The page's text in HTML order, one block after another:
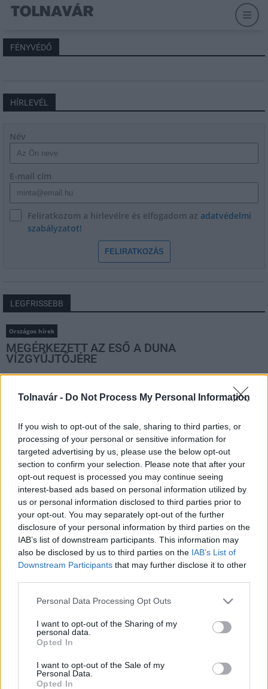
Tolnavár - Do Not Process My Personal Information
If you wish to opt-out of the sale, sharing to third parties, or
processing of your personal or sensitive information for
targeted advertising by us, please use the below opt-out
section to confirm your selection. Please note that after your
opt-out request is processed you may continue seeing
interest-based ads based on personal information utilized by
us or personal information disclosed to third parties prior to
your opt-out. You may separately opt-out of the further
disclosure of your personal information by third parties on the
IAB’s list of downstream participants. This information may
also be disclosed by us to third parties on the IAB’s List of
Downstream Participants that may further disclose it to other
Please note that this website/app uses one or more Google
not limited to your visit or usage behaviour. You may click to
grant or deny consent to Google and its third-party tags to
use your data for below specified purposes in below Google
consent section.
Personal Data Processing Opt Outs
I want to opt-out of the Sharing of my
personal data.
Opted In
I want to opt-out of the Sale of my
Personal Data.
Opted In
FÉNYVÉDŐ
HÍRLEVÉL
Név
E-mail cím
Feliratkozom a hírlevélre és elfogadom az adatvédelmi
szabályzatot!
FELIRATKOZÁS
LEGFRISSEBB
Országos hírek
MEGÉRKEZETT AZ ESŐ A DUNA
VÍZGYŰJTŐJÉRE
Országos hírek
Kecskeméten is szakirányú
Egyetem
Országos hírek
A lakosságra is fontos szerep hárul a
szúnyoginvázió elkerülésében
Országos hírek
TÚLFOGYASZTÁS NAPJA - JÚLIUS 30-RA
HIRDETÉS
HIRDETÉS